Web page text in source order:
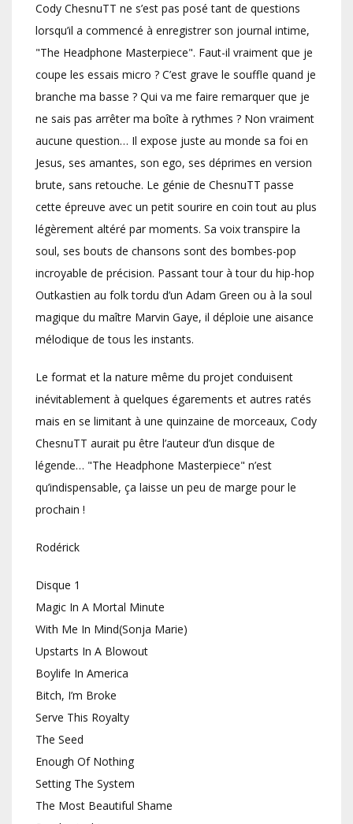
Cody ChesnuTT ne s’est pas posé tant de questions
lorsqu’il a commencé à enregistrer son journal intime,
"The Headphone Masterpiece". Faut-il vraiment que je
coupe les essais micro ? C’est grave le souffle quand je
branche ma basse ? Qui va me faire remarquer que je
ne sais pas arrêter ma boîte à rythmes ? Non vraiment
aucune question… Il expose juste au monde sa foi en
Jesus, ses amantes, son ego, ses déprimes en version
brute, sans retouche. Le génie de ChesnuTT passe
cette épreuve avec un petit sourire en coin tout au plus
légèrement altéré par moments. Sa voix transpire la
soul, ses bouts de chansons sont des bombes-pop
incroyable de précision. Passant tour à tour du hip-hop
Outkastien au folk tordu d’un Adam Green ou à la soul
magique du maître Marvin Gaye, il déploie une aisance
mélodique de tous les instants.
Le format et la nature même du projet conduisent
inévitablement à quelques égarements et autres ratés
mais en se limitant à une quinzaine de morceaux, Cody
ChesnuTT aurait pu être l’auteur d’un disque de
légende… "The Headphone Masterpiece" n’est
qu’indispensable, ça laisse un peu de marge pour le
prochain !
Rodérick
Disque 1
Magic In A Mortal Minute
With Me In Mind(Sonja Marie)
Upstarts In A Blowout
Boylife In America
Bitch, I’m Broke
Serve This Royalty
The Seed
Enough Of Nothing
Setting The System
The Most Beautiful Shame